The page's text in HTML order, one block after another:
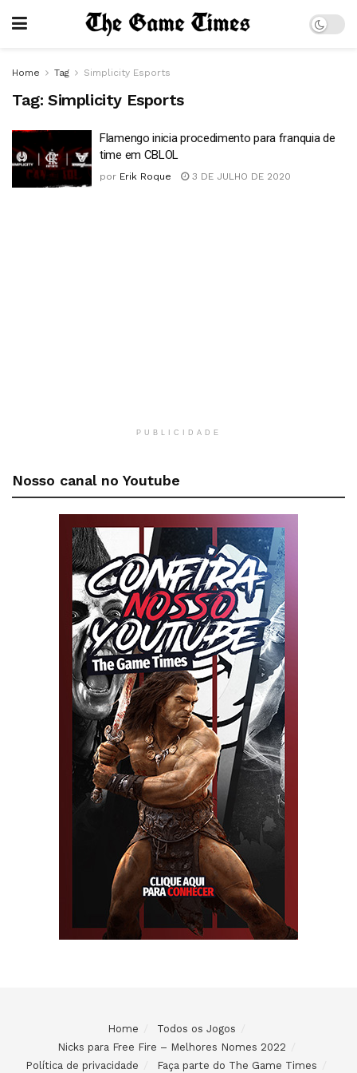
Home Tag Simplicity Esports
Tag: Simplicity Esports
Flamengo inicia procedimento para franquia de
time em CBLOL
por Erik Roque 3 DE JULHO DE 2020
PUBLICIDADE
Nosso canal no Youtube
Home
Todos os Jogos
Nicks para Free Fire – Melhores Nomes 2022
Política de privacidade
Faça parte do The Game Times